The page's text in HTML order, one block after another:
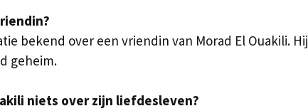
bekend over een vriendin van Morad El Ouakili. Hij
geheim.
niets over zijn liefdesleven?